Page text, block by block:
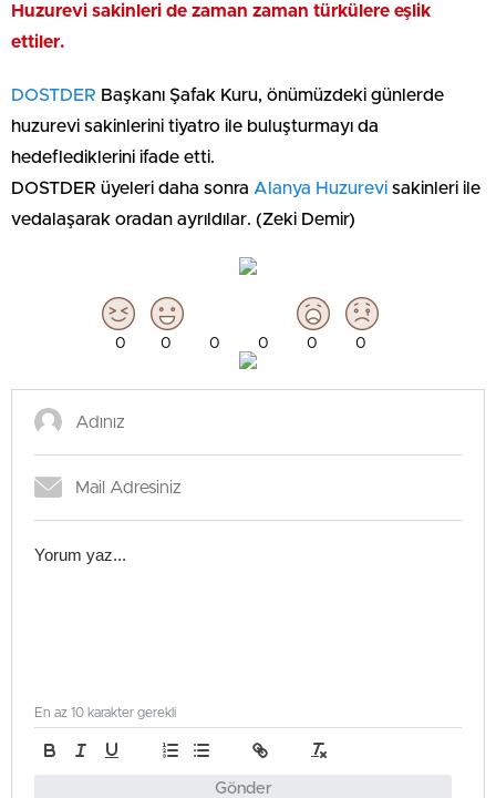
Huzurevi sakinleri de zaman zaman türkülere eşlik
ettiler.
DOSTDER Başkanı Şafak Kuru, önümüzdeki günlerde
huzurevi sakinlerini tiyatro ile buluşturmayı da
hedeflediklerini ifade etti.
DOSTDER üyeleri daha sonra Alanya Huzurevi sakinleri ile
vedalaşarak oradan ayrıldılar. (Zeki Demir)
0 0 0 0 0 0
Gönder
En az 10 karakter gerekli